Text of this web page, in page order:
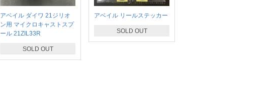
アベイル ダイワ 21ジリオ
ン用 マイクロキャストスプ
ール 21ZIL33R
SOLD OUT
アベイル リールステッカー
SOLD OUT